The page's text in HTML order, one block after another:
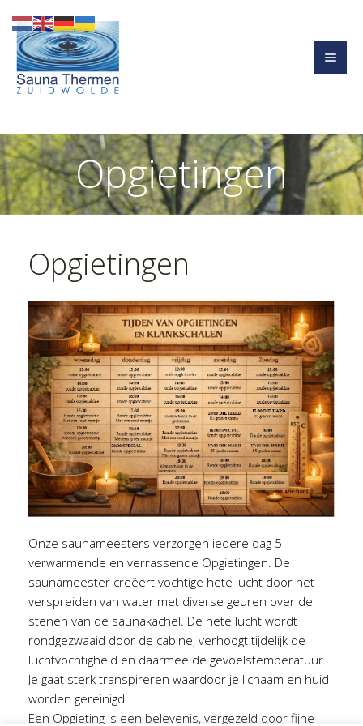
Opgietingen
Opgietingen
Onze saunameesters verzorgen iedere dag 5
verwarmende en verrassende Opgietingen. De
saunameester creëert vochtige hete lucht door het
verspreiden van water met diverse geuren over de
stenen van de saunakachel. De hete lucht wordt
rondgezwaaid door de cabine, verhoogt tijdelijk de
luchtvochtigheid en daarmee de gevoelstemperatuur.
Je gaat sterk transpireren waardoor je lichaam en huid
worden gereinigd.
Een Opgieting is een belevenis, vergezeld door fijne